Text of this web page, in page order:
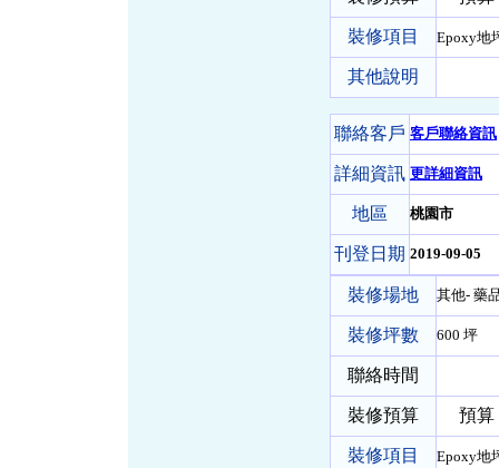
裝修項目 Epoxy地
其他說明
聯絡客戶 客戶聯絡資訊
詳細資訊 更詳細資訊
地區 桃園市
刊登日期 2019-09-05
裝修場地 其他- 藥
裝修坪數 600 坪
聯絡時間
裝修預算 預算
裝修項目 Epoxy地